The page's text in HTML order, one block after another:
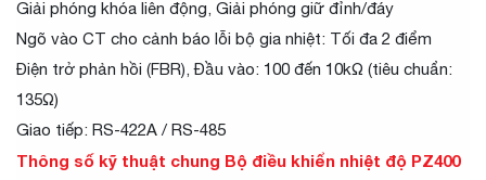
Giải phóng khóa liên động, Giải phóng giữ đỉnh/đáy
Ngõ vào CT cho cảnh báo lỗi bộ gia nhiệt: Tối đa 2 điểm
Điện trở phản hồi (FBR), Đầu vào: 100 đến 10kΩ (tiêu chuẩn:
135Ω)
Giao tiếp: RS-422A / RS-485
Thông số kỹ thuật chung Bộ điều khiển nhiệt độ PZ400